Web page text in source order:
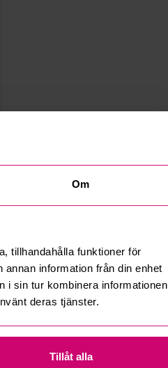
Om
tillhandahålla funktioner för
information från din enhet
i sin tur kombinera informationen
deras tjänster.
Tillåt alla